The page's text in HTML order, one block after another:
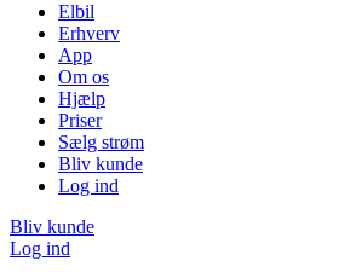
Elbil
Erhverv
App
Om os
Hjælp
Priser
Sælg strøm
Bliv kunde
Log ind
Bliv kunde
Log ind